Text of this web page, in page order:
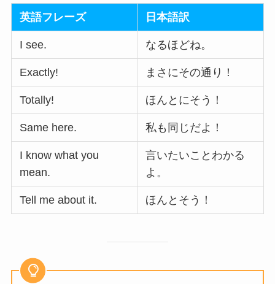
英語フレーズ 日本語訳
I see. なるほどね。
Exactly! まさにその通り！
Totally! ほんとにそう！
Same here. 私も同じだよ！
I know what you
mean.
言いたいことわかる
よ。
Tell me about it. ほんとそう！